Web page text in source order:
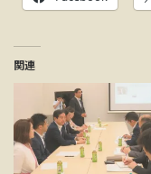
関連